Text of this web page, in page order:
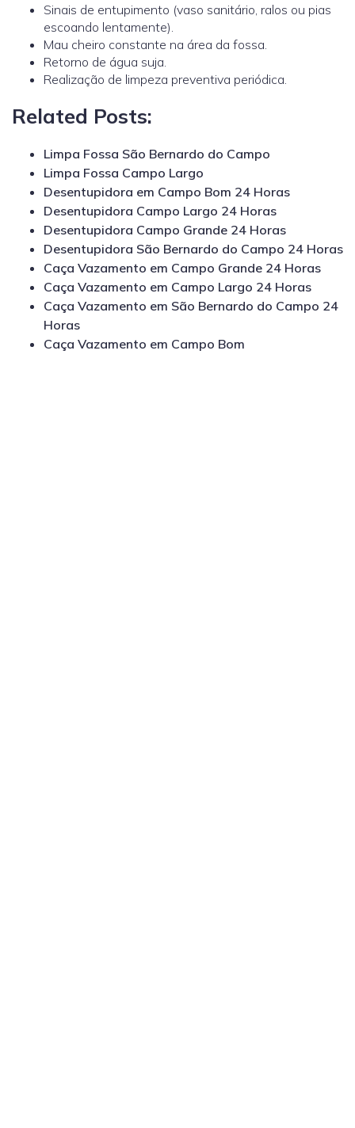
Sinais de entupimento (vaso sanitário, ralos ou pias
escoando lentamente).
Mau cheiro constante na área da fossa.
Retorno de água suja.
Realização de limpeza preventiva periódica.
Related Posts:
Limpa Fossa São Bernardo do Campo
Limpa Fossa Campo Largo
Desentupidora em Campo Bom 24 Horas
Desentupidora Campo Largo 24 Horas
Desentupidora Campo Grande 24 Horas
Desentupidora São Bernardo do Campo 24 Horas
Caça Vazamento em Campo Grande 24 Horas
Caça Vazamento em Campo Largo 24 Horas
Caça Vazamento em São Bernardo do Campo 24
Horas
Caça Vazamento em Campo Bom